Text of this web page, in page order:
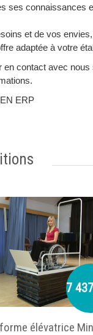
ses connaissances
et de vos
adaptée à votre
en contact avec
ERP
7
élévatrice